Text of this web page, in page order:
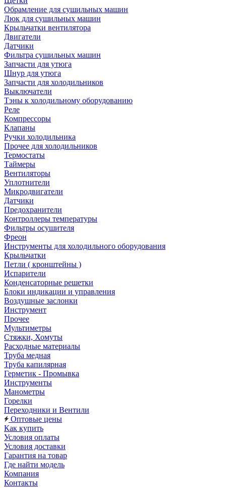
Обрамление для сушильных машин
Люк для сушильных машин
Крыльчатки вентилятора
Двигатели
Датчики
Фильтра сушильных машин
Запчасти для утюга
Шнур для утюга
Запчасти для холодильников
Выключатели
Тэны к холодильному оборудованию
Реле
Компрессоры
Клапаны
Ручки холодильника
Прочее для холодильников
Термостаты
Таймеры
Вентиляторы
Уплотнители
Микродвигатели
Датчики
Предохранители
Контроллеры температуры
Фильтры осушителя
Фреон
Инструменты для холодильного оборудования
Крыльчатки
Петли ( кронштейны )
Испарители
Конденсаторные решетки
Блоки индикации и управления
Воздушные заслонки
Инструмент
Прочее
Мультиметры
Стяжки, Хомуты
Расходные материалы
Труба медная
Труба капилярная
Герметик - Промывка
Инструменты
Манометры
Горелки
Переходники и Вентили
Оптовые цены
Как купить
Условия оплаты
Условия доставки
Гарантия на товар
Где найти модель
Компания
Контакты